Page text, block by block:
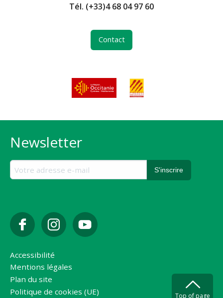
Tél. (+33)4 68 04 97 60
Contact
Newsletter
Accessibilité
Mentions légales
Plan du site
Politique de cookies (UE)
Top of page